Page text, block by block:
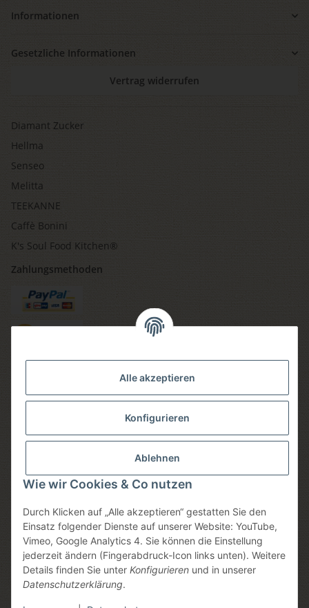
Alle akzeptieren
Konfigurieren
Ablehnen
Wie wir Cookies & Co nutzen
Durch Klicken auf „Alle akzeptieren“ gestatten Sie den
Einsatz folgender Dienste auf unserer Website: YouTube,
Vimeo, Google Analytics 4. Sie können die Einstellung
jederzeit ändern (Fingerabdruck-Icon links unten). Weitere
Details finden Sie unter Konfigurieren und in unserer
Datenschutzerklärung.
Informationen
Gesetzliche Informationen
Vertrag widerrufen
Diamant Zucker
Hellma
Senseo
Melitta
TEEKANNE
Caffè Bonini
K's Soul Food Kitchen®
Zahlungsmethoden
Versandmethoden
Sicheres einkaufen
* Alle Preise inkl. gesetzlicher USt., zzgl.